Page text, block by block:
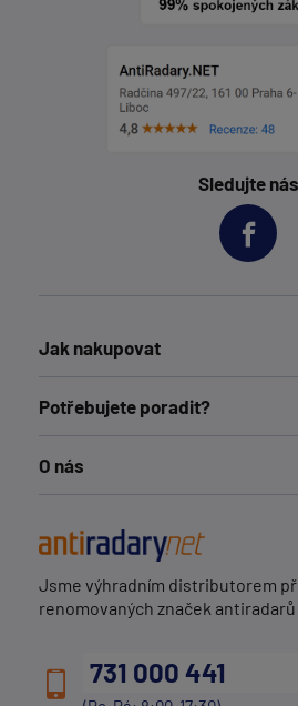
Sledujte nás
Jak nakupovat
Potřebujete poradit?
O nás
Jsme výhradním distributorem
renomovaných značek antiradarů
731 000 441